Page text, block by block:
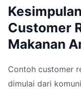
Customer
Makanan
Contoh customer
dimulai dari